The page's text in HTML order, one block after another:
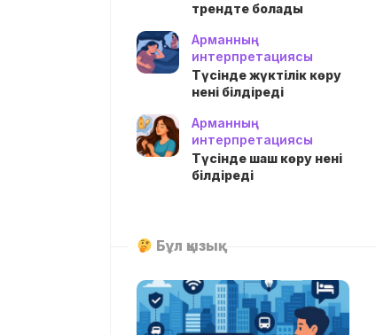
трендте болады
Арманның
интерпретациясы
Түсінде жүктілік көру
нені білдіреді
Арманның
интерпретациясы
Түсінде шаш көру нені
білдіреді
Бұл қызық